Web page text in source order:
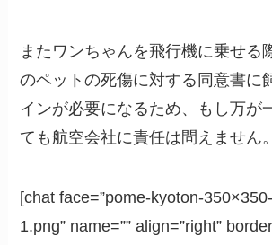
またワンちゃんを飛行機に乗せる
のペットの死傷に対する同意書に
インが必要になるため、もし万が
ても航空会社に責任は問えません。
[chat face=”pome-kyoton-
1.png” name=”” align=”right”